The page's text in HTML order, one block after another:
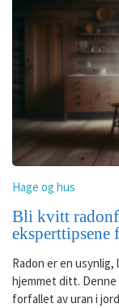
Hage og hus
Bli kvitt
eksperttipsene
Radon er en
hjemmet ditt.
forfallet av uran i